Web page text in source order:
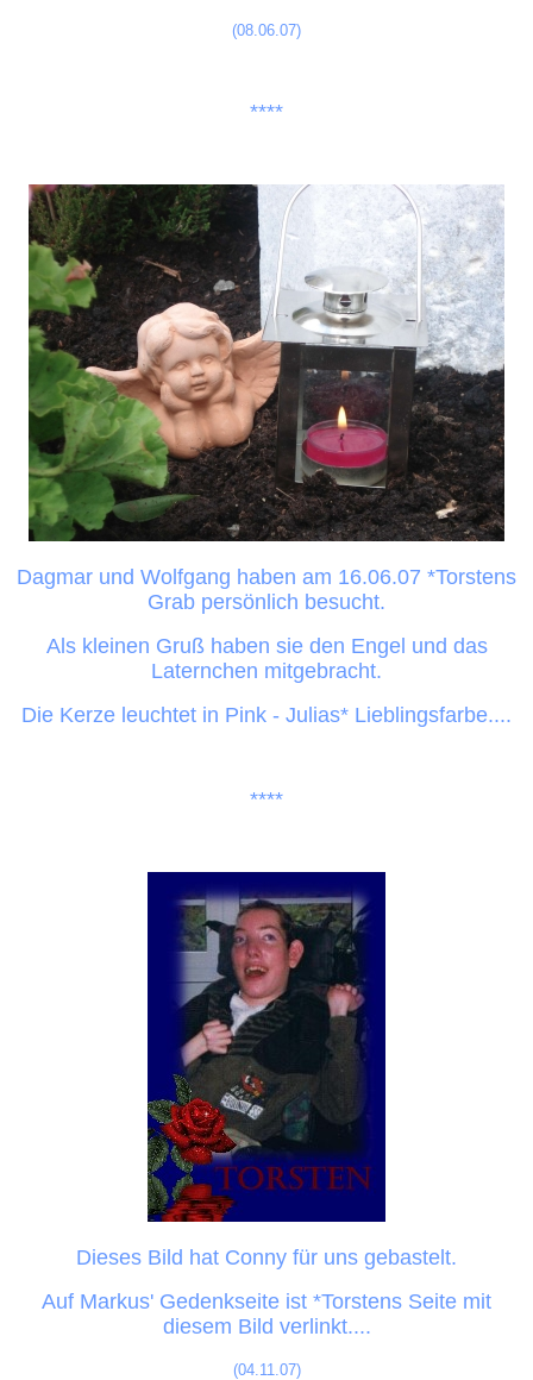
(08.06.07)
****
Dagmar und Wolfgang haben am 16.06.07 *Torstens
Grab persönlich besucht.
Als kleinen Gruß haben sie den Engel und das
Laternchen mitgebracht.
Die Kerze leuchtet in Pink - Julias* Lieblingsfarbe....
****
Dieses Bild hat Conny für uns gebastelt.
Auf Markus' Gedenkseite ist *Torstens Seite mit
diesem Bild verlinkt....
(04.11.07)